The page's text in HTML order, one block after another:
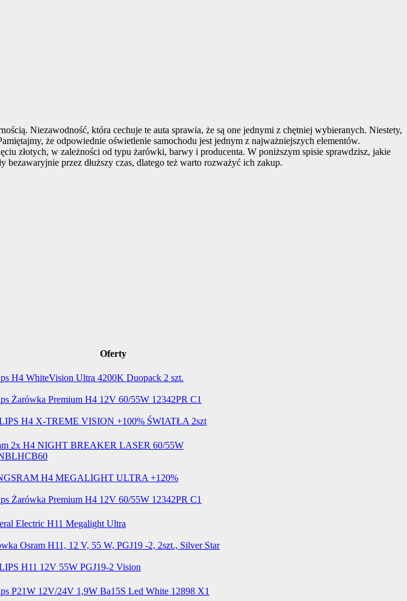
Niezawodność, która cechuje te auta sprawia, że są one jednymi z chętniej wybieranych. Niestety,
że odpowiednie oświetlenie samochodu jest jednym z najważniejszych elementów.
złotych, w zależności od typu żarówki, barwy i producenta. W poniższym spisie sprawdzisz, jakie
bezawaryjnie przez dłuższy czas, dlatego też warto rozważyć ich zakup.
Oferty